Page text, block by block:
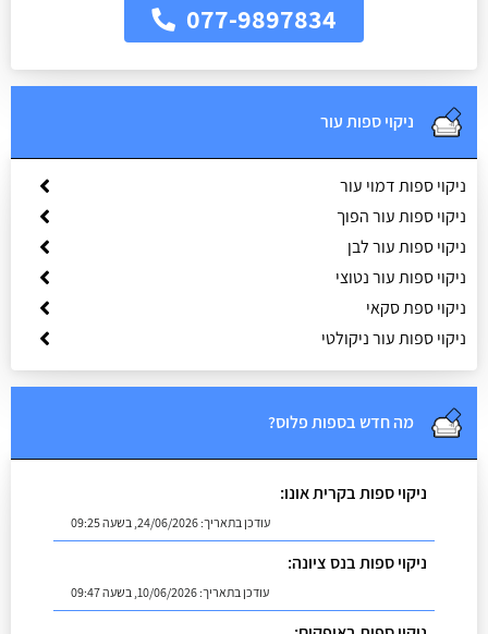
077-9897834
ניקוי ספות עור
ניקוי ספות דמוי עור
ניקוי ספות עור הפוך
ניקוי ספות עור לבן
ניקוי ספות עור נטוצי
ניקוי ספת סקאי
ניקוי ספות עור ניקולטי
מה חדש בספות פלוס?
ניקוי ספות בקרית אונו:
ניקוי ספות בנס ציונה:
ניקוי ספות באופקים: